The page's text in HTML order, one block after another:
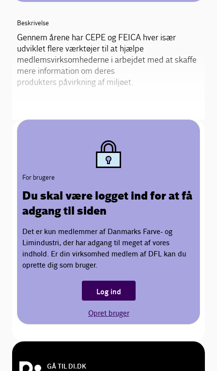
Beskrivelse
Gennem årene har CEPE og FEICA hver især
udviklet flere værktøjer til at hjælpe
medlemsvirksomhederne i arbejdet med at skaffe
mere information om deres
produkters påvirkning af miljøet.
For brugere
Du skal være logget ind for at få
adgang til siden
Det er kun medlemmer af Danmarks Farve- og
Limindustri, der har adgang til meget af vores
indhold. Er din virksomhed medlem af DFL kan du
oprette dig som bruger.
Log ind
Opret bruger
GÅ TIL DI.DK